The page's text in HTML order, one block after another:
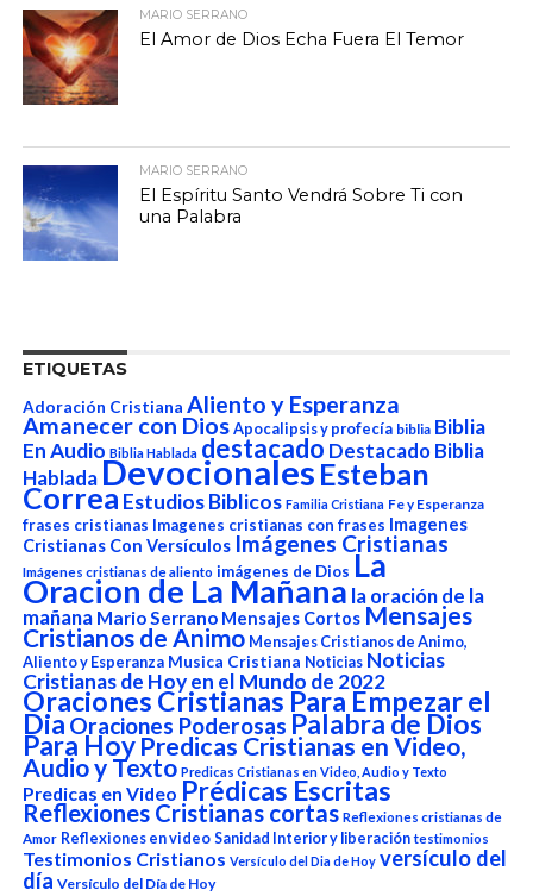
MARIO SERRANO
El Amor de Dios Echa Fuera El Temor
MARIO SERRANO
El Espíritu Santo Vendrá Sobre Ti con
una Palabra
ETIQUETAS
Adoración Cristiana Aliento y Esperanza
Amanecer con Dios Apocalipsis y profecía biblia Biblia
En Audio Biblia Hablada destacado Destacado Biblia
HabladaDevocionalesEsteban
Correa Estudios Biblicos Familia Cristiana Fe y Esperanza
frases cristianas Imagenes cristianas con frases Imagenes
Cristianas Con Versículos Imágenes Cristianas
Imágenes cristianas de aliento imágenes de Dios La
Oracion de La Mañana la oración de la
mañana Mario Serrano Mensajes Cortos Mensajes
Cristianos de Animo Mensajes Cristianos de Animo,
Aliento y Esperanza Musica Cristiana Noticias Noticias
Cristianas de Hoy en el Mundo de 2022
Oraciones Cristianas Para Empezar el
Dia Oraciones Poderosas Palabra de Dios
Para Hoy Predicas Cristianas en Video,
Audio y Texto Predicas Cristianas en Video, Audio y Texto
Predicas en Video Prédicas Escritas
Reflexiones Cristianas cortas Reflexiones cristianas de
Amor Reflexiones en video Sanidad Interior y liberación testimonios
Testimonios Cristianos Versículo del Dia de Hoy versículo del
día Versículo del Día de Hoy